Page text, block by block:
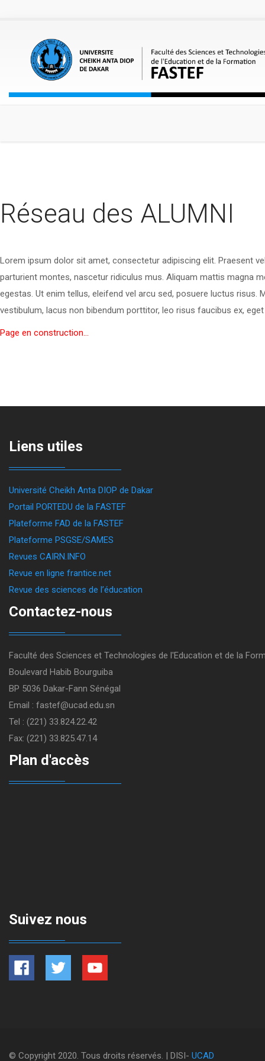
Réseau des ALUMNI
Lorem ipsum dolor sit amet, consectetur adipiscing elit. Praesent
parturient montes, nascetur ridiculus mus. Aliquam mattis magna
egestas. Ut enim tellus, eleifend vel arcu sed, posuere luctus
vestibulum, lacus non bibendum porttitor, leo risus faucibus ex,
Page en construction...
Liens utiles
Université Cheikh Anta DIOP de Dakar
Portail PORTEDU de la FASTEF
Plateforme FAD de la FASTEF
Plateforme PSGSE/SAMES
Revues CAIRN.INFO
Revue en ligne frantice.net
Revue des sciences de l’éducation
Contactez-nous
Faculté des Sciences et Technologies de l'Education et de la
Boulevard Habib Bourguiba
BP 5036 Dakar-Fann Sénégal
Email : fastef@ucad.edu.sn
Tel : (221) 33.824.22.42
Fax: (221) 33.825.47.14
Plan d'accès
Suivez nous
© Copyright 2020. Tous droits réservés. | DISI- UCAD